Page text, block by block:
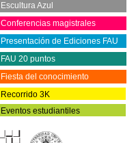
Escultura Azul
Conferencias magistrales
Presentación de Ediciones FAU
FAU 20 puntos
Fiesta del conocimiento
Recorrido 3K
Eventos estudiantiles